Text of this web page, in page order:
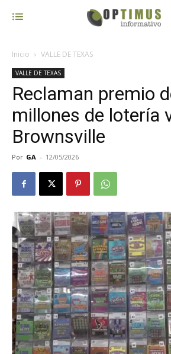
Inicio VALLE DE TEXAS
VALLE DE TEXAS
Reclaman premio
millones de lotería
Brownsville
Por GA - 12/05/2026